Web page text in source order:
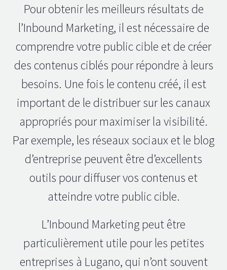
Pour obtenir les meilleurs résultats de
l’Inbound Marketing, il est nécessaire de
comprendre votre public cible et de créer
des contenus ciblés pour répondre à leurs
besoins. Une fois le contenu créé, il est
important de le distribuer sur les canaux
appropriés pour maximiser la visibilité.
Par exemple, les réseaux sociaux et le blog
d’entreprise peuvent être d’excellents
outils pour diffuser vos contenus et
atteindre votre public cible.
L’Inbound Marketing peut être
particulièrement utile pour les petites
entreprises à Lugano, qui n’ont souvent